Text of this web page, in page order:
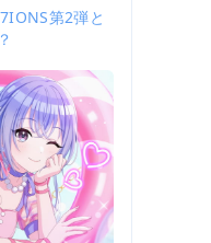
第2弾と